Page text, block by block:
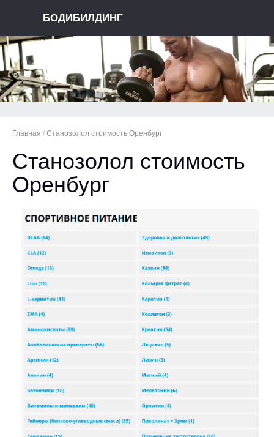
БОДИБИЛДИНГ
Главная / Станозолол стоимость Оренбург
Станозолол стоимость
Оренбург